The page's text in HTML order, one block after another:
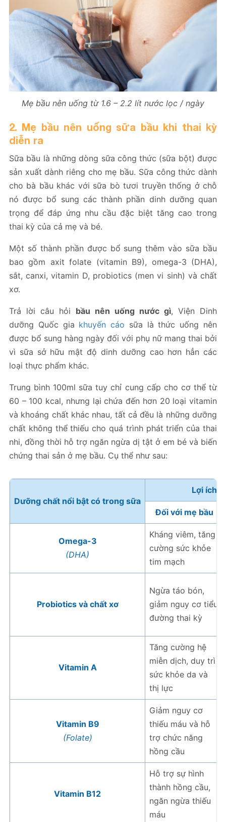
Mẹ bầu nên uống từ 1.6 – 2.2 lít nước lọc / ngày
2. Mẹ bầu nên uống sữa bầu khi thai kỳ
diễn ra
Sữa bầu là những dòng sữa công thức (sữa bột) được
sản xuất dành riêng cho mẹ bầu. Sữa công thức dành
cho bà bầu khác với sữa bò tươi truyền thống ở chỗ
nó được bổ sung các thành phần dinh dưỡng quan
trọng để đáp ứng nhu cầu đặc biệt tăng cao trong
thai kỳ của cả mẹ và bé.
Một số thành phần được bổ sung thêm vào sữa bầu
bao gồm axit folate (vitamin B9), omega-3 (DHA),
sắt, canxi, vitamin D, probiotics (men vi sinh) và chất
xơ.
Trả lời câu hỏi bầu nên uống nước gì, Viện Dinh
dưỡng Quốc gia khuyến cáo sữa là thức uống nên
được bổ sung hàng ngày đối với phụ nữ mang thai bởi
vì sữa sở hữu mật độ dinh dưỡng cao hơn hẳn các
loại thực phẩm khác.
Trung bình 100ml sữa tuy chỉ cung cấp cho cơ thể từ
60 – 100 kcal, nhưng lại chứa đến hơn 20 loại vitamin
và khoáng chất khác nhau, tất cả đều là những dưỡng
chất không thể thiếu cho quá trình phát triển của thai
nhi, đồng thời hỗ trợ ngăn ngừa dị tật ở em bé và biến
chứng thai sản ở mẹ bầu. Cụ thể như sau:
Dưỡng chất nổi bật có trong sữa
Lợi ích
Đối với mẹ bầu
Omega-3
(DHA)
Kháng viêm, tăng
cường sức khỏe
tim mạch
Probiotics và chất xơ
Ngừa táo bón,
giảm nguy cơ tiểu
đường thai kỳ
Vitamin A
Tăng cường hệ
miễn dịch, duy trì
sức khỏe da và
thị lực
Vitamin B9
(Folate)
Giảm nguy cơ
thiếu máu và hỗ
trợ chức năng
hồng cầu
Vitamin B12
Hỗ trợ sự hình
thành hồng cầu,
ngăn ngừa thiếu
máu